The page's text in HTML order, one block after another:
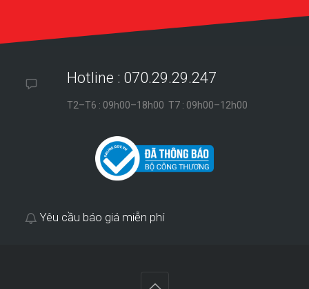
Hotline : 070.29.29.247
T2–T6 : 09h00–18h00 T7 : 09h00–12h00
Yêu cầu báo giá miễn phí